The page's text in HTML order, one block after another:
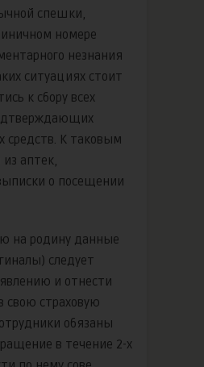
спешки,
номере
незнания
ситуациях стоит
к сбору всех
средств. К таковым
из аптек,
о посещении
на родину данные
следует
и отнести
свою страховую
обязаны
в течение 2-х